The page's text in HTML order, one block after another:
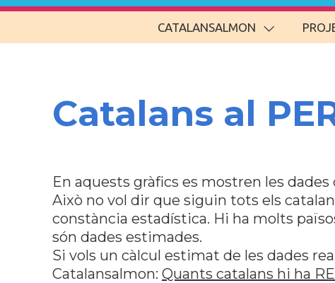
CATALANSALMON
Catalans al
En aquests gràfics es mostren les dades
Això no vol dir que siguin tots els
constància estadística. Hi ha molts
són dades estimades.
Si vols un càlcul estimat de les dades
Catalansalmon: Quants catalans hi ha